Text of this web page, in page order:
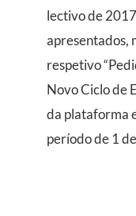
lectivo de
apresentados,
respetivo
Novo Ciclo de
da plataforma
período de 1